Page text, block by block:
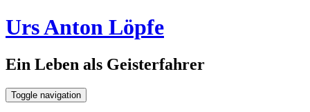
Urs Anton Löpfe
Ein Leben als Geisterfahrer
Toggle navigation